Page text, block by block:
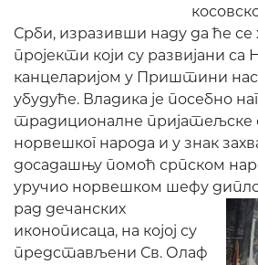
Срби, изразивши наду да ће
пројекти који су развијани
канцеларијом у Приштини
убудуће. Владика је посебно
традиционалне пријатељске
норвешког народа и у знак
досадашњу помоћ српском
уручио норвешком шефу
рад дечанских
иконописаца, на којој су
представљени Св. Олаф